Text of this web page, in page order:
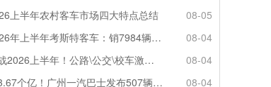
上半年农村客车市场四大特点总结
08-05
2026年上半年考斯特客车：销7984辆 6米领涨领跑 电动化提速
08-04
鏖战2026上半年！公路\公交\校车激烈角逐，谁问鼎赛道赢家?
08-04
超3.67个亿！广州一汽巴士发布507辆纯电动城市客车采购中标公告
08-04